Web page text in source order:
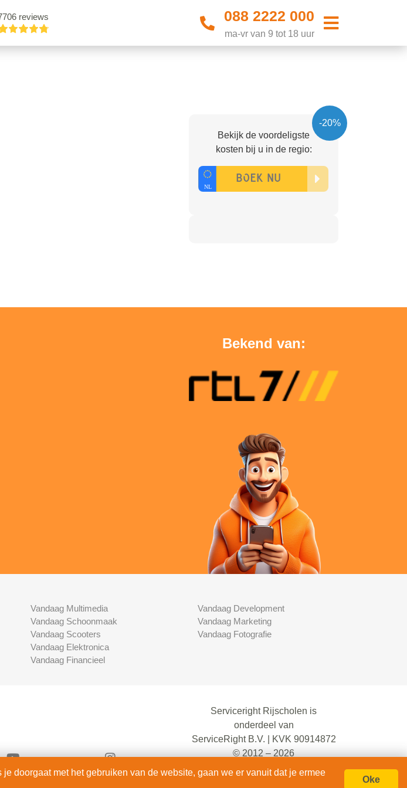
reviews 088 2222 000
ma-vr van 9 tot 18 uur
-20%
Bekijk de voordeligste
kosten bij u in de regio:
Bekend van:
Vandaag Multimedia
Vandaag Schoonmaak
Vandaag Scooters
Vandaag Elektronica
Vandaag Financieel
Vandaag Development
Vandaag Marketing
Vandaag Fotografie
Serviceright Rijscholen is
onderdeel van
ServiceRight B.V. | KVK 90914872
© 2012 – 2026
alle rechten voorbehouden.
doorgaat met het gebruiken van de website, gaan we er vanuit dat je ermee
Oke